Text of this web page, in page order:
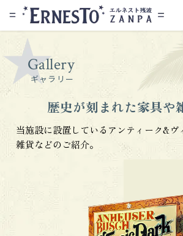
Gallery
ギャラリー
歴史が刻まれた家具や
当施設に設置しているアンティーク&ヴ
雑貨などのご紹介。